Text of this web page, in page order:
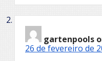
gartenpools
26 de fevereiro de